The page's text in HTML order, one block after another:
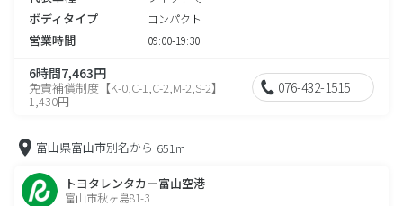
ボディタイプ コンパクト
営業時間 09:00-19:30
6時間7,463円
免責補償制度【K-0,C-1,C-2,M-2,S-2】
1,430円
076-432-1515
富山県富山市別名から 651m
トヨタレンタカー富山空港
富山市秋ヶ島81-3